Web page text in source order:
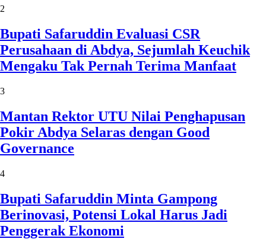
2
Bupati Safaruddin Evaluasi CSR
Perusahaan di Abdya, Sejumlah Keuchik
Mengaku Tak Pernah Terima Manfaat
3
Mantan Rektor UTU Nilai Penghapusan
Pokir Abdya Selaras dengan Good
Governance
4
Bupati Safaruddin Minta Gampong
Berinovasi, Potensi Lokal Harus Jadi
Penggerak Ekonomi